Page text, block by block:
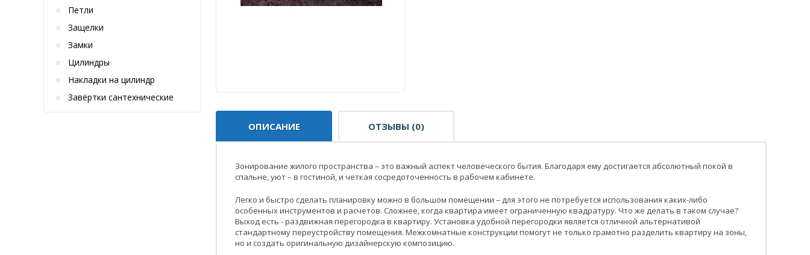
Петли
Защелки
Замки
Цилиндры
Накладки на цилиндр
Завёртки сантехнические
ОПИСАНИЕ ОТЗЫВЫ (0)
Зонирование жилого пространства – это важный аспект человеческого бытия. Благодаря ему достигается абсолютный покой в
спальне, уют – в гостиной, и четкая сосредоточенность в рабочем кабинете.
Легко и быстро сделать планировку можно в большом помещении – для этого не потребуется использования каких-либо
особенных инструментов и расчетов. Сложнее, когда квартира имеет ограниченную квадратуру. Что же делать в таком случае?
Выход есть - раздвижная перегородка в квартиру. Установка удобной перегородки является отличной альтернативой
стандартному переустройству помещения. Межкомнатные конструкции помогут не только грамотно разделить квартиру на зоны,
но и создать оригинальную дизайнерскую композицию.